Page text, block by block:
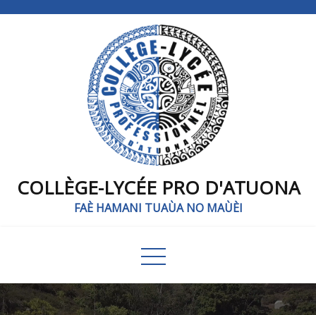
COLLÈGE-LYCÉE PRO D'ATUONA
FAÈ HAMANI TUAÙA NO MAÙÈI